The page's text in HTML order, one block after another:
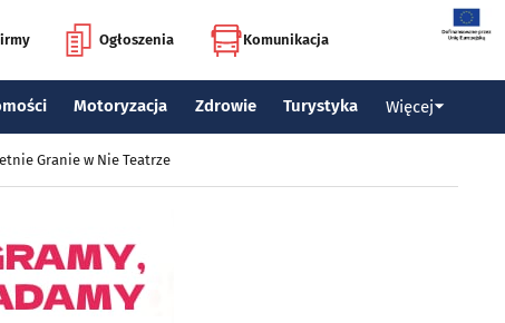
Ogłoszenia Komunikacja
Motoryzacja Zdrowie Turystyka Więcej
Granie w Nie Teatrze